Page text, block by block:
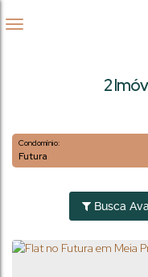
2
Condomínio:
Futura
Busca